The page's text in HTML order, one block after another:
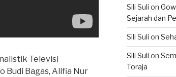
Televisi
Budi Bagas, Alifia Nur
Sili Suli on
Sejarah dan
Sili Suli on
Sili Suli on
Toraja